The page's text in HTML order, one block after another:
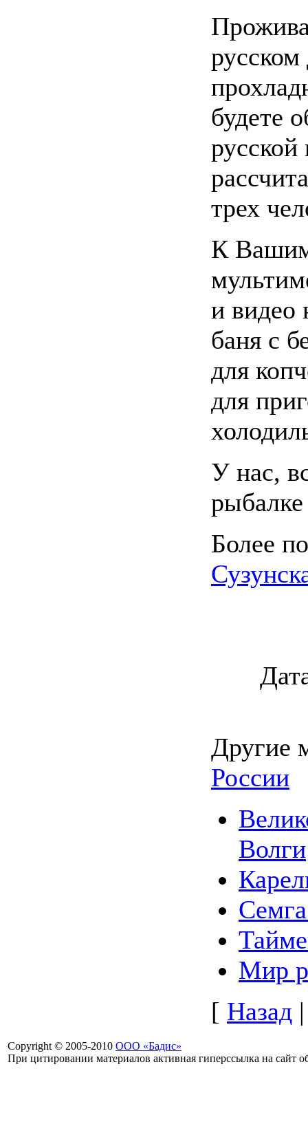
будете
трех
К Вашим
и видео
баня с
для
для
У нас,
рыбалке
Более
Другие
России
Волги
Мир
[ Назад
Copyright © 2005-2010 ООО «Бадис»
При цитировании материалов активная гиперссылка на сайт